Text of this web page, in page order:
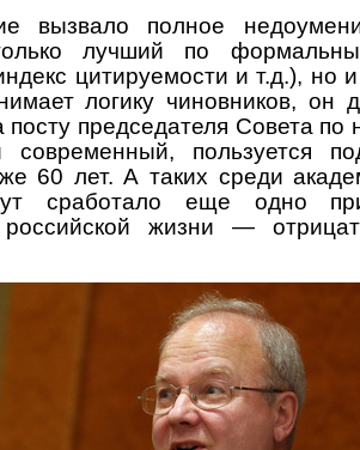
вызвало полное
лучший по
цитируемости и т.д.), но
логику чиновников, он
посту председателя Совета
современный, пользуется
60 лет. А таких среди
сработало еще одно
жизни —